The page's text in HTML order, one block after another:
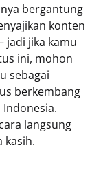
bergantung
konten
jadi jika kamu
ini, mohon
sebagai
berkembang
langsung
kasih.